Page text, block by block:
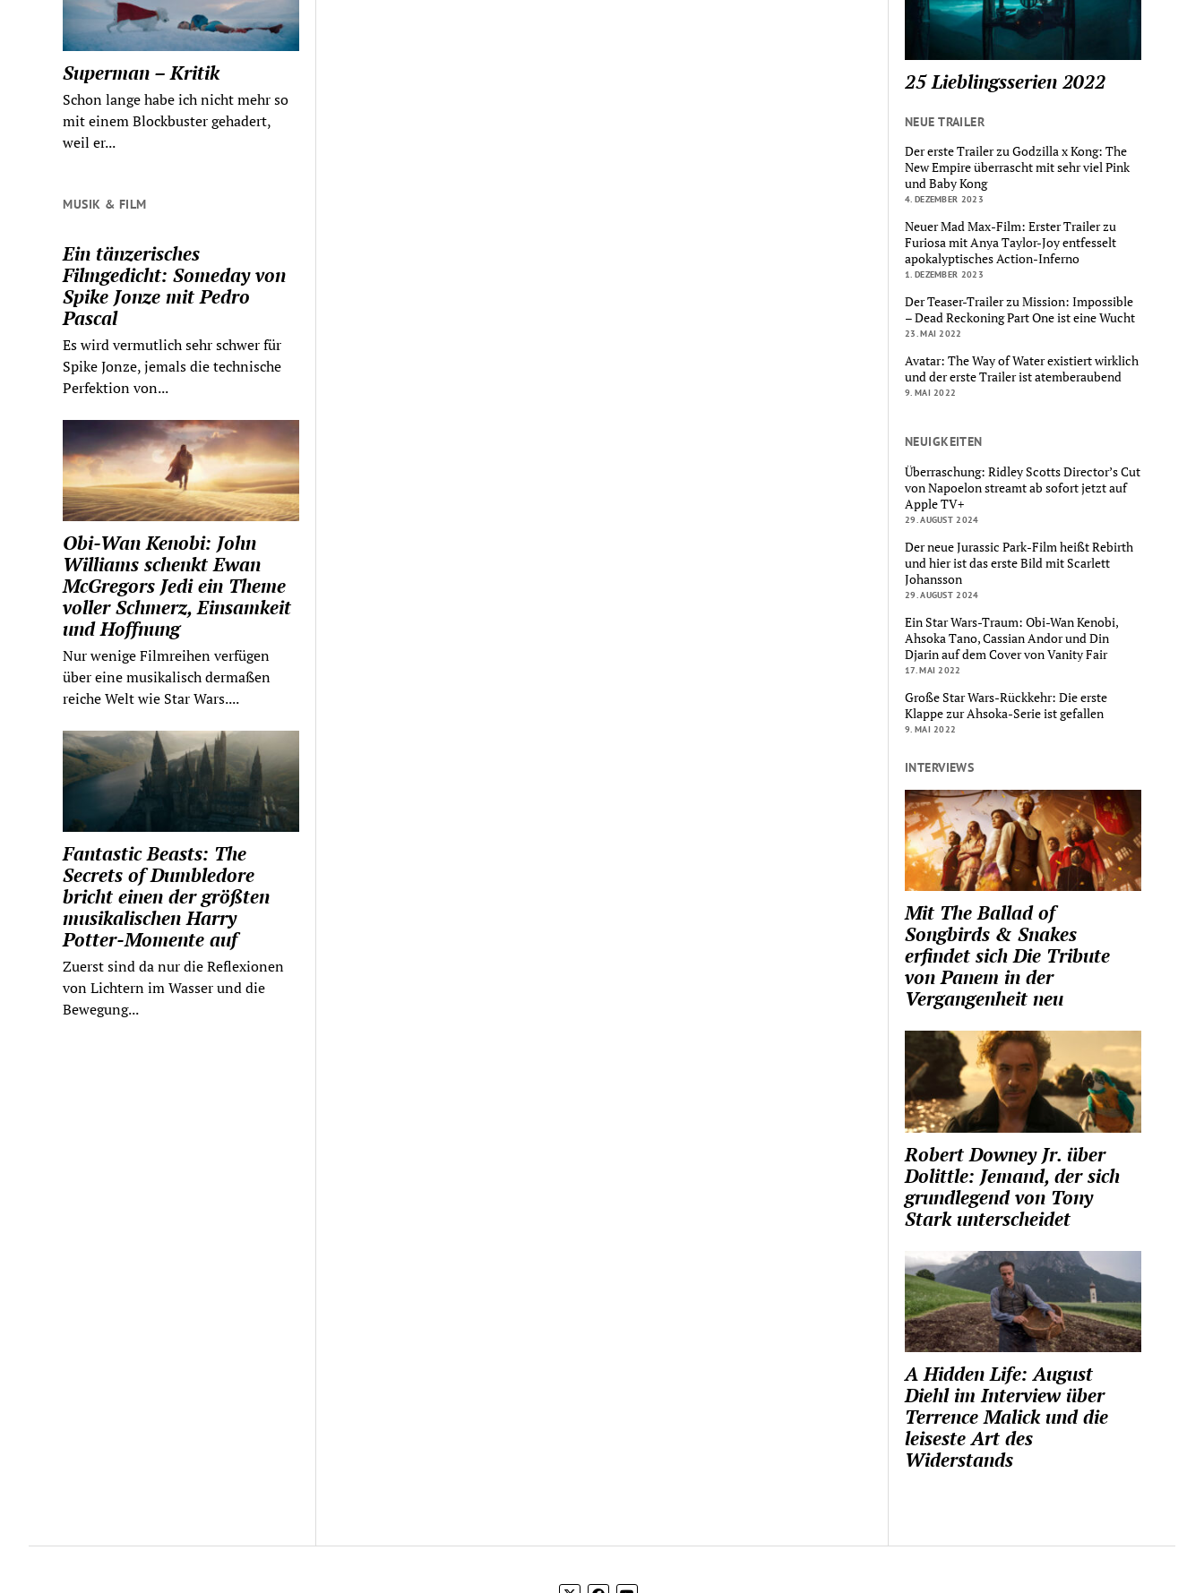
Superman – Kritik
Schon lange habe ich nicht mehr so
mit einem Blockbuster gehadert,
weil er...
MUSIK & FILM
Ein tänzerisches
Filmgedicht: Someday von
Spike Jonze mit Pedro
Pascal
Es wird vermutlich sehr schwer für
Spike Jonze, jemals die technische
Perfektion von...
Obi-Wan Kenobi: John
Williams schenkt Ewan
McGregors Jedi ein Theme
voller Schmerz, Einsamkeit
und Hoffnung
Nur wenige Filmreihen verfügen
über eine musikalisch dermaßen
reiche Welt wie Star Wars....
Fantastic Beasts: The
Secrets of Dumbledore
bricht einen der größten
musikalischen Harry
Potter-Momente auf
Zuerst sind da nur die Reflexionen
von Lichtern im Wasser und die
Bewegung...
25 Lieblingsserien 2022
NEUE TRAILER
Der erste Trailer zu Godzilla x Kong: The
New Empire überrascht mit sehr viel Pink
und Baby Kong
4. DEZEMBER 2023
Neuer Mad Max-Film: Erster Trailer zu
Furiosa mit Anya Taylor-Joy entfesselt
apokalyptisches Action-Inferno
1. DEZEMBER 2023
Der Teaser-Trailer zu Mission: Impossible
– Dead Reckoning Part One ist eine Wucht
23. MAI 2022
Avatar: The Way of Water existiert wirklich
und der erste Trailer ist atemberaubend
9. MAI 2022
NEUIGKEITEN
Überraschung: Ridley Scotts Director’s Cut
von Napoelon streamt ab sofort jetzt auf
Apple TV+
29. AUGUST 2024
Der neue Jurassic Park-Film heißt Rebirth
und hier ist das erste Bild mit Scarlett
Johansson
29. AUGUST 2024
Ein Star Wars-Traum: Obi-Wan Kenobi,
Ahsoka Tano, Cassian Andor und Din
Djarin auf dem Cover von Vanity Fair
17. MAI 2022
Große Star Wars-Rückkehr: Die erste
Klappe zur Ahsoka-Serie ist gefallen
9. MAI 2022
INTERVIEWS
Mit The Ballad of
Songbirds & Snakes
erfindet sich Die Tribute
von Panem in der
Vergangenheit neu
Robert Downey Jr. über
Dolittle: Jemand, der sich
grundlegend von Tony
Stark unterscheidet
A Hidden Life: August
Diehl im Interview über
Terrence Malick und die
leiseste Art des
Widerstands